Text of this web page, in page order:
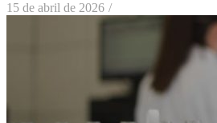
15 de abril de 2026 /